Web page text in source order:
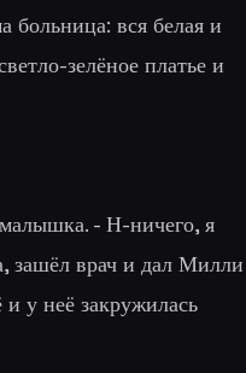
больница: вся белая и
зелёное платье и
- Н-ничего, я
зашёл врач и дал Милли
у неё закружилась